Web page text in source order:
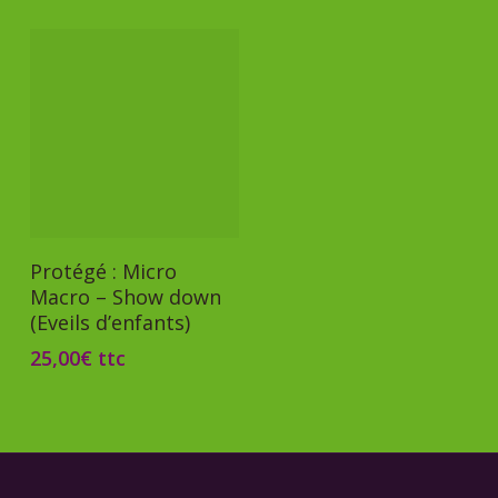
Ajouter Au Panier
Protégé : Micro
Macro – Show down
(Eveils d’enfants)
25,00€ ttc